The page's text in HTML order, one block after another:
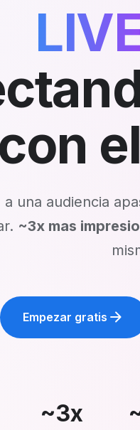
a una audiencia
~3x mas
Empezar gratis arrow_forward
~3x